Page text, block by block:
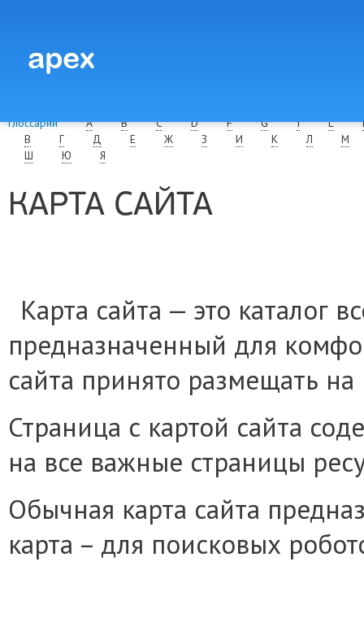
Глоссарий A B C D F G I L
В
Г Д Е Ж З И К Л
М
Ш
Ю Я
КАРТА САЙТА
Карта сайта — это каталог
предназначенный для
сайта принято размещать на
Страница с картой сайта
на все важные страницы
Обычная карта сайта
карта – для поисковых